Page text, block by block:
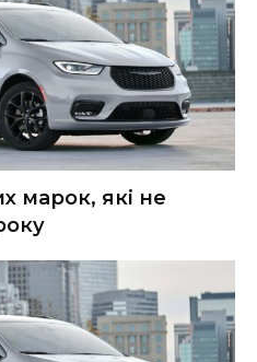
марок, які не